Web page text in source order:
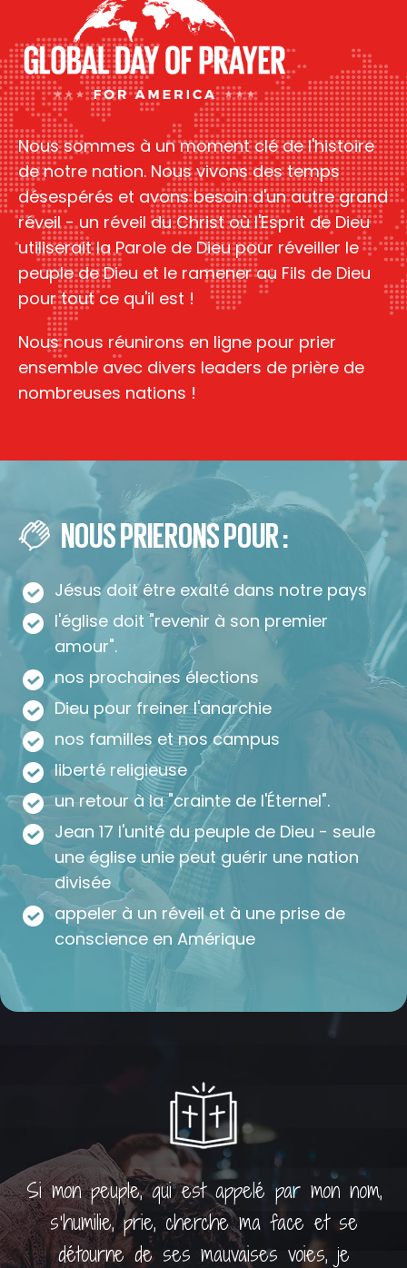
Nous sommes à un moment clé de l'histoire
de notre nation. Nous vivons des temps
désespérés et avons besoin d'un autre grand
réveil - un réveil du Christ où l'Esprit de Dieu
utiliserait la Parole de Dieu pour réveiller le
peuple de Dieu et le ramener au Fils de Dieu
pour tout ce qu'il est !
Nous nous réunirons en ligne pour prier
ensemble avec divers leaders de prière de
nombreuses nations !
NOUS PRIERONS POUR :
Jésus doit être exalté dans notre pays
l'église doit "revenir à son premier
amour".
nos prochaines élections
Dieu pour freiner l'anarchie
nos familles et nos campus
liberté religieuse
un retour à la "crainte de l'Éternel".
Jean 17 l'unité du peuple de Dieu - seule
une église unie peut guérir une nation
divisée
appeler à un réveil et à une prise de
conscience en Amérique
Si mon peuple, qui est appelé par mon nom,
s'humilie, prie, cherche ma face et se
détourne de ses mauvaises voies, je